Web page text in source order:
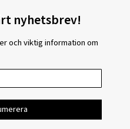
nyhetsbrev!
och viktig information om